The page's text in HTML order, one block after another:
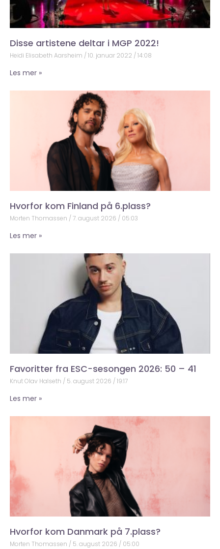
Disse artistene deltar i MGP 2022!
Heidi Elisabeth Aarsheim 10. januar 2022 14:08
Les mer »
Hvorfor kom Finland på 6.plass?
Morten Thomassen 7. august 2026 05:03
Les mer »
Favoritter fra ESC-sesongen 2026: 50 – 41
Knut Olav Halseth 5. august 2026 19:17
Les mer »
Hvorfor kom Danmark på 7.plass?
Morten Thomassen 5. august 2026 05:00